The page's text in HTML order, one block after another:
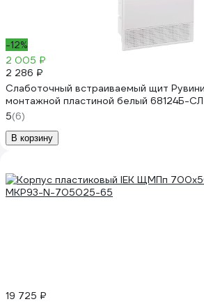
-12%
2 005 ₽
2 286 ₽
Слаботочный встраиваемый щит
монтажной пластиной белый 68124Б-СЛ
5(6)
В корзину
19 725 ₽